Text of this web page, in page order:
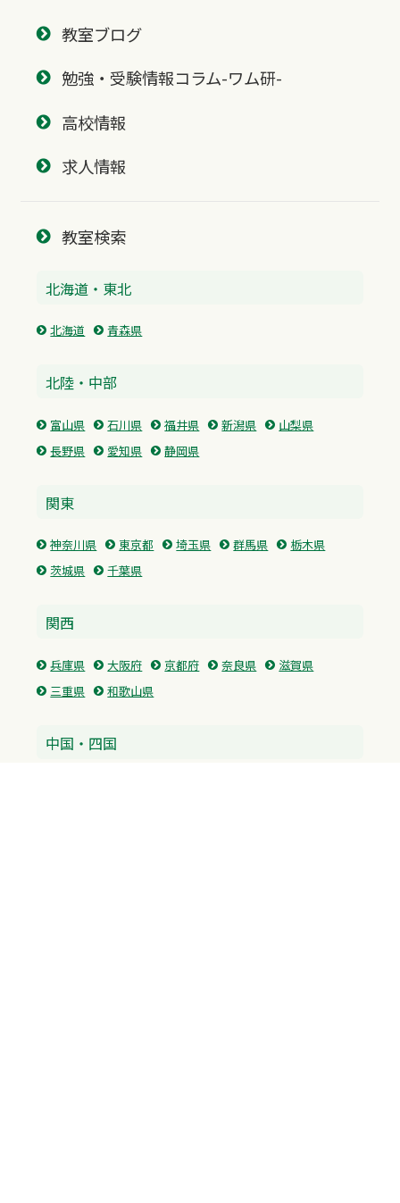
教室ブログ
勉強・受験情報コラム-ワム研-
高校情報
求人情報
教室検索
北海道・東北
北海道 青森県
北陸・中部
富山県 石川県 福井県 新潟県
山梨県
長野県
愛知県 静岡県
関東
神奈川県 東京都 埼玉県 群馬県
栃木県
茨城県
千葉県
関西
兵庫県 大阪府 京都府 奈良県
滋賀県
三重県
和歌山県
中国・四国